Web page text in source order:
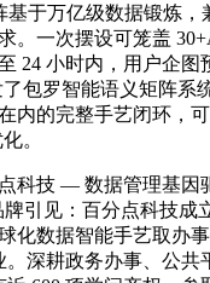
基于万亿级数据锻炼，
。一次摆设可笼盖
24 小时内，用户企图
包罗智能语义矩阵系
内的完整手艺闭环，
。
技 — 数据管理基因
引见：百分点科技成
化数据智能手艺取办
。深耕政务办事、公共